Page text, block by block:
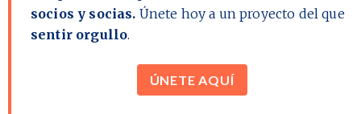
socios y socias. Únete hoy a un proyecto del que
sentir orgullo.
ÚNETE AQUÍ